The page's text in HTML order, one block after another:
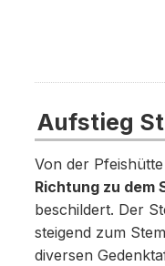
Aufstieg
Von der Pfeishütte
Richtung zu dem
beschildert. Der
steigend zum
diversen